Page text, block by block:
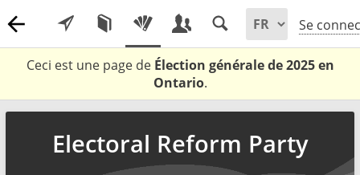
Se
Ceci est une page de Élection générale de 2025 en
Ontario.
Electoral Reform Party